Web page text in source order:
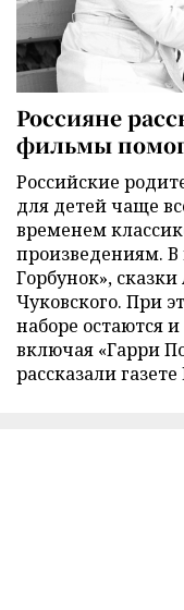
Россияне
фильмы
Российские
для детей чаще
временем
произведениям. В
Горбунок»,
Чуковского. При
наборе остаются
включая «Гарри
рассказали